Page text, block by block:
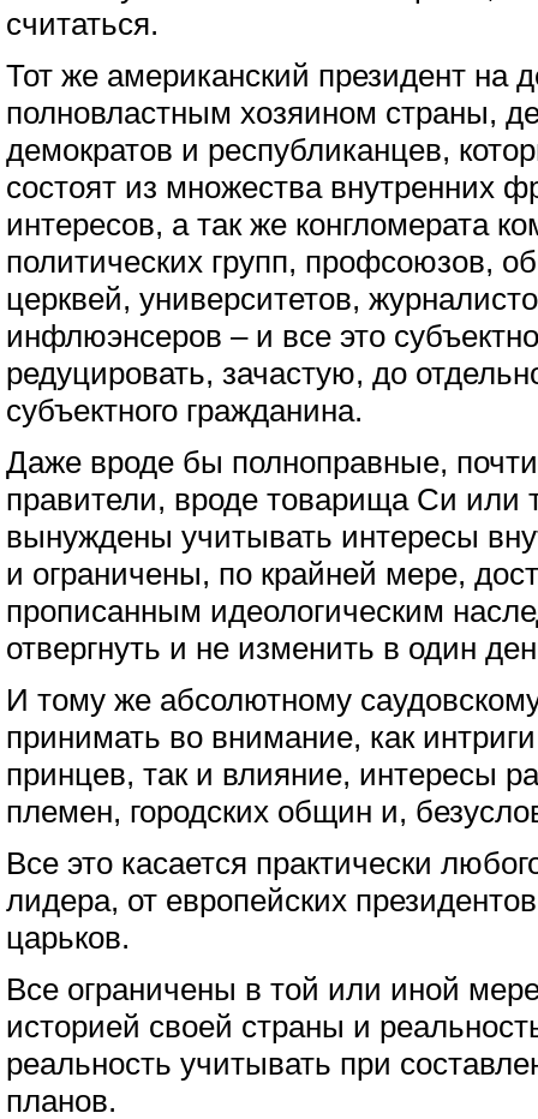
считаться.
Тот же американский президент на
полновластным хозяином страны,
демократов и республиканцев,
состоят из множества внутренних
интересов, а так же конгломерата
политических групп, профсоюзов,
церквей, университетов,
инфлюэнсеров – и все это
редуцировать, зачастую, до
субъектного гражданина.
Даже вроде бы полноправные,
правители, вроде товарища Си или
вынуждены учитывать интересы
и ограничены, по крайней мере,
прописанным идеологическим
отвергнуть и не изменить в один
И тому же абсолютному
принимать во внимание, как
принцев, так и влияние, интересы
племен, городских общин и,
Все это касается практически
лидера, от европейских
царьков.
Все ограничены в той или иной
историей своей страны и
реальность учитывать при
планов.